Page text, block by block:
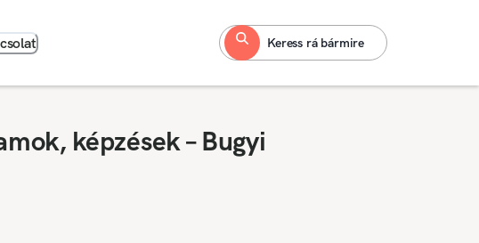
Keress rá bármire
képzések – Bugyi